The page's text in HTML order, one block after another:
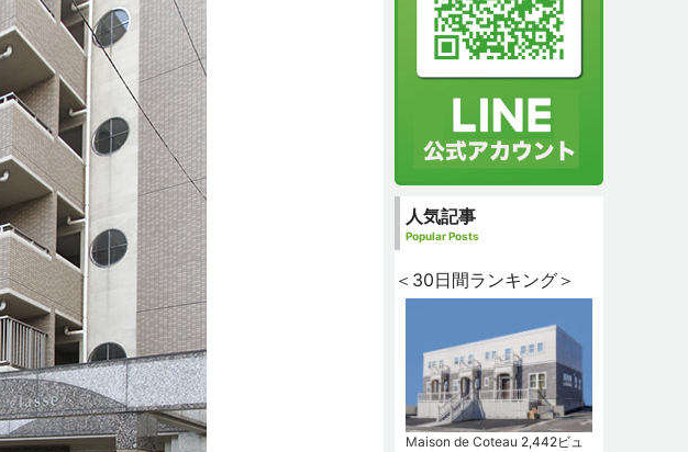
人気記事
Popular Posts
＜30日間ランキング＞
Maison de Coteau 2,442ビュ